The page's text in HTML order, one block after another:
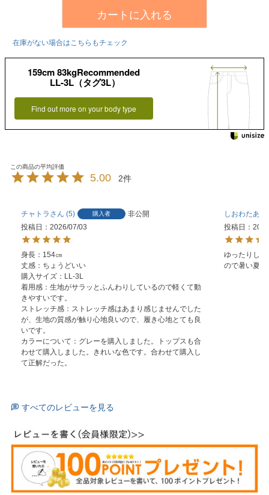
カートに入れる
在庫がない場合はこちらもチェック
159cm 83kgRecommended
LL-3L（タグ3L）
Find out more on your body type
5.00 2
チャトラ 5 購入者
非公開
投稿日
2026/07/03
身長：154㎝
丈感：ちょうどいい
購入サイズ：LL-3L
着用感：生地がサラッとふんわりしているので軽くて動
きやすいです。
ストレッチ感：ストレッチ感はあまり感じませんでした
が、生地の質感が触り心地良いので、履き心地とても良
いです。
カラーについて：グレーを購入しました。トップスも合
わせて購入しました。きれいな色です。合わせて購入し
て正解だった。
しおわたあめ
投稿日
ゆったりし
ので暑い夏
すべてのレビューを見る